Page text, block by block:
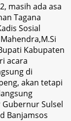
masih ada asa
Tagana
Sosial
Kabupaten
acara
di
, akan tetapi
Gubernur Sulsel
Banjamsos